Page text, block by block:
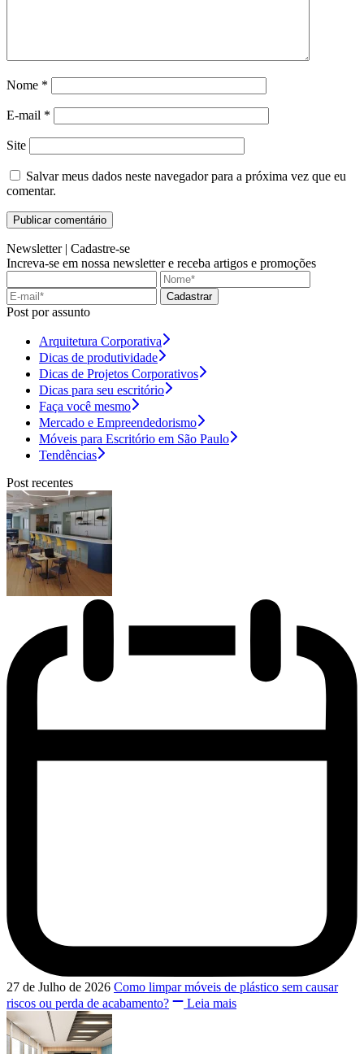
Nome *
E-mail *
Site
Salvar meus dados neste navegador para a próxima vez que eu
comentar.
Newsletter | Cadastre-se
Increva-se em nossa newsletter e receba artigos e promoções
Cadastrar
Post por assunto
Arquitetura Corporativa
Dicas de produtividade
Dicas de Projetos Corporativos
Dicas para seu escritório
Faça você mesmo
Mercado e Empreendedorismo
Móveis para Escritório em São Paulo
Tendências
Post recentes
27 de Julho de 2026 Como limpar móveis de plástico sem causar
riscos ou perda de acabamento?
Leia mais